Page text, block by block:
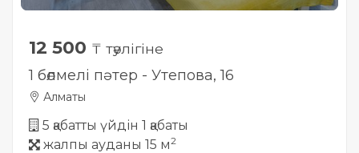
12 500 ₸ тәулігіне
1 бөлмелі пәтер - Утепова, 16
Алматы
5 қабатты үйдін 1 қабаты
жалпы ауданы 15 м2